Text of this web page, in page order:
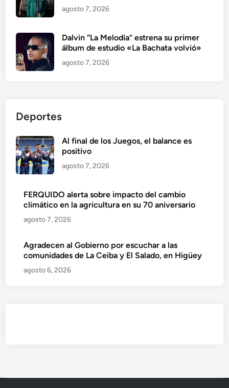
agosto 7, 2026
Dalvin “La Melodía” estrena su primer
álbum de estudio «La Bachata volvió»
agosto 7, 2026
Deportes
Al final de los Juegos, el balance es
positivo
agosto 7, 2026
FERQUIDO alerta sobre impacto del cambio
climático en la agricultura en su 70 aniversario
agosto 7, 2026
Agradecen al Gobierno por escuchar a las
comunidades de La Ceiba y El Salado, en Higüey
agosto 6, 2026